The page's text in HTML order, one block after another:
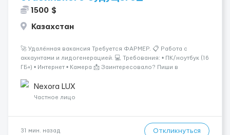
1500 $
Казахстан
🚀 Удалённая вакансия Требуется ФАРМЕР. 📋 Работа с
аккаунтами и лидогенерацией. 💻 Требования: • ПК/ноутбук (16
ГБ+) • Интернет • Камера 📩 Заинтересовало? Пиши в
Nexora LUX
Частное лицо
31 мин. назад Откликнуться